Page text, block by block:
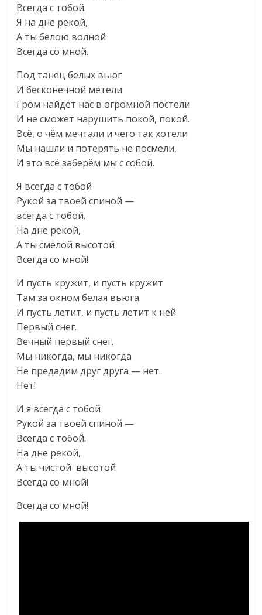
Всегда с тобой.
Я на дне рекой,
А ты белою волной
Всегда со мной.
Под танец белых вьюг
И бесконечной метели
Гром найдёт нас в огромной постели
И не сможет нарушить покой, покой.
Всё, о чём мечтали и чего так хотели
Мы нашли и потерять не посмели,
И это всё заберём мы с собой.
Я всегда с тобой
Рукой за твоей спиной —
всегда с тобой.
На дне рекой,
А ты смелой высотой
Всегда со мной!
И пусть кружит, и пусть кружит
Там за окном белая вьюга.
И пусть летит, и пусть летит к ней
Первый снег.
Вечный первый снег.
Мы никогда, мы никогда
Не предадим друг друга — нет.
Нет!
И я всегда с тобой
Рукой за твоей спиной —
Всегда с тобой.
На дне рекой,
А ты чистой высотой
Всегда со мной!
Всегда со мной!